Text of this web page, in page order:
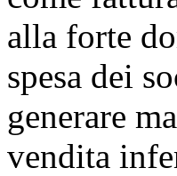
alla forte
spesa dei
generare
vendita